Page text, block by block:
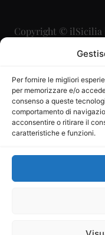
Per fornire le migliori
per memorizzare e/o
consenso a queste
comportamento di
acconsentire o ritirare il
caratteristiche e funzioni.
Copyright © ilSicilia
Direttore
Direttore
Mercurio
iscritta al Registro